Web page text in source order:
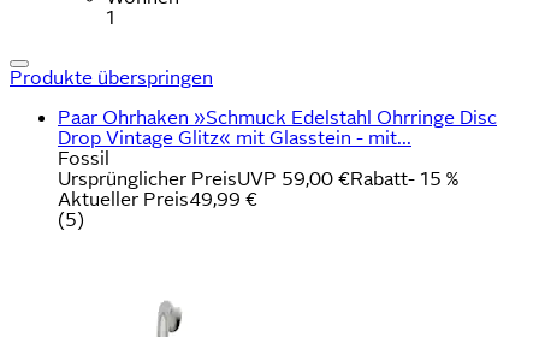
1
Produkte überspringen
Paar Ohrhaken »Schmuck Edelstahl Ohrringe Disc
Drop Vintage Glitz« mit Glasstein - mit...
Fossil
Ursprünglicher PreisUVP 59,00 €Rabatt- 15 %
Aktueller Preis49,99 €
(5)